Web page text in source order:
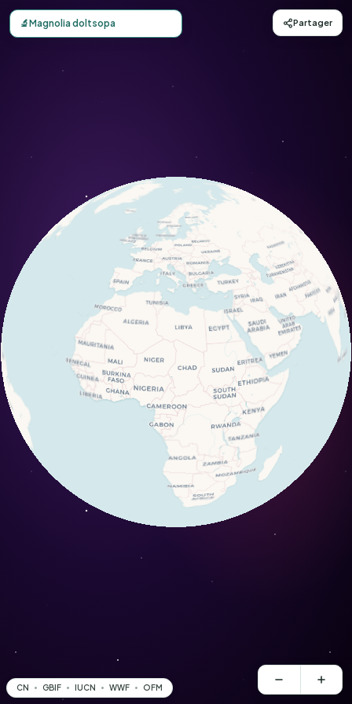
Carte d'observation du Magnolia doltsopa (Magnolia
🔬Magnolia doltsopa Partager
CN GBIF IUCN WWF OFM